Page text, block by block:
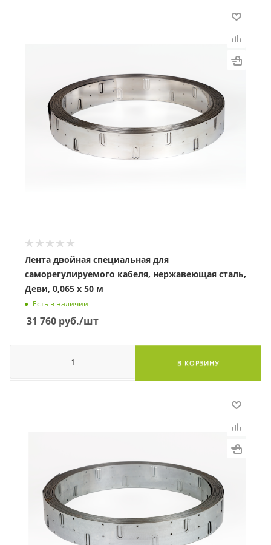
Лента двойная специальная для
саморегулируемого кабеля, нержавеющая сталь,
Деви, 0,065 х 50 м
Есть в наличии
31 760 руб./шт
В КОРЗИНУ